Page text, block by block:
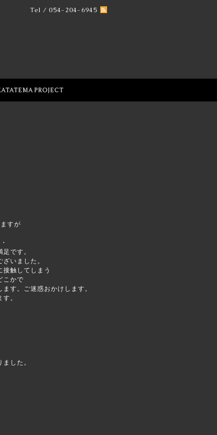
Tel / 054-204-6945
PROJECT
すが
です。
いました。
触してしまう
こかで
す。ご迷惑おかけします。
。
した。